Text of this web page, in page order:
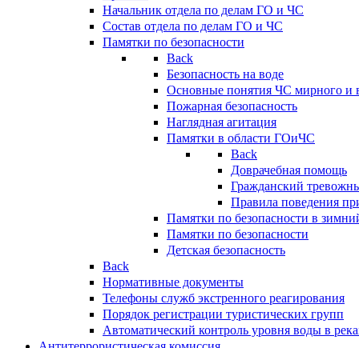
Начальник отдела по делам ГО и ЧС
Состав отдела по делам ГО и ЧС
Памятки по безопасности
Back
Безопасность на воде
Основные понятия ЧС мирного и
Пожарная безопасность
Наглядная агитация
Памятки в области ГОиЧС
Back
Доврачебная помощь
Гражданский
Правила поведения
Памятки по безопасности в
Памятки по безопасности
Детская безопасность
Back
Нормативные документы
Телефоны служб экстренного реагирования
Порядок регистрации туристических групп
Автоматический контроль уровня воды в